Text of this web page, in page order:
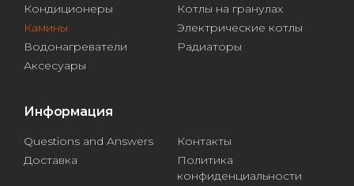
Кондиционеры
Котлы на гранулах
Камины
Электрические котлы
Водонагреватели
Радиаторы
Аксесуары
Информация
Questions and Answers
Контакты
Доставка
Политика
конфиденциальности